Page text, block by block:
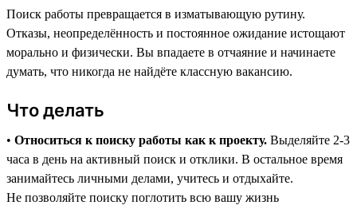
Поиск работы превращается в изматывающую рутину.
Отказы, неопределённость и постоянное ожидание истощают
морально и физически. Вы впадаете в отчаяние и начинаете
думать, что никогда не найдёте классную вакансию.
Что делать
• Относиться к поиску работы как к проекту. Выделяйте 2-3
часа в день на активный поиск и отклики. В остальное время
занимайтесь личными делами, учитесь и отдыхайте.
Не позволяйте поиску поглотить всю вашу жизнь